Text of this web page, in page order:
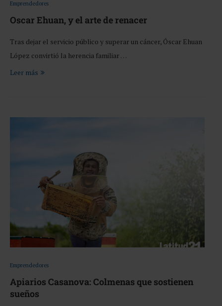
Emprendedores
Oscar Ehuan, y el arte de renacer
Tras dejar el servicio público y superar un cáncer, Óscar Ehuan
López convirtió la herencia familiar …
Leer más
Emprendedores
Apiarios Casanova: Colmenas que sostienen
sueños